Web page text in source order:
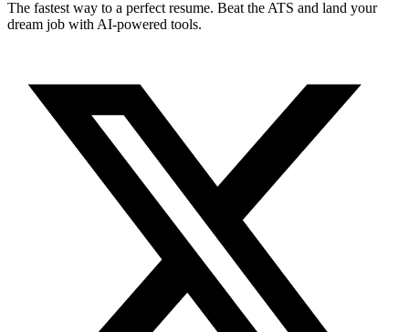
The fastest way to a perfect resume. Beat the ATS and land your
dream job with AI-powered tools.